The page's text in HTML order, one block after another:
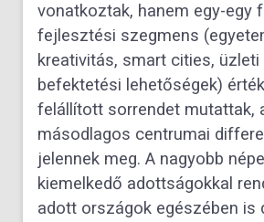
vonatkoztak, hanem egy-egy
fejlesztési szegmens
kreativitás, smart cities, üzleti
befektetési lehetőségek)
felállított sorrendet mutattak,
másodlagos centrumai
jelennek meg. A nagyobb
kiemelkedő adottságokkal
adott országok egészében is